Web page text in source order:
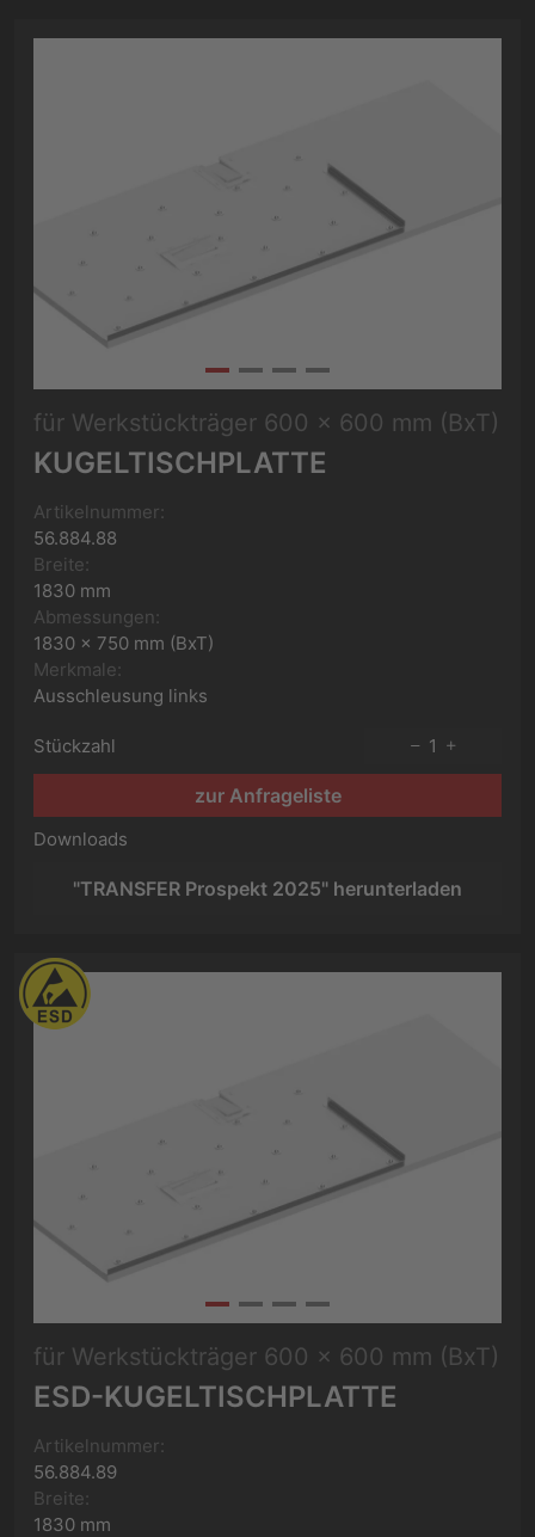
für Werkstückträger 600 x 600 mm (BxT)
KUGELTISCHPLATTE
Artikelnummer:
56.884.88
Breite:
1830 mm
Abmessungen:
1830 x 750 mm (BxT)
Merkmale:
Ausschleusung links
Stückzahl 1
zur Anfrageliste
Downloads
"TRANSFER Prospekt 2025" herunterladen
für Werkstückträger 600 x 600 mm (BxT)
ESD-KUGELTISCHPLATTE
Artikelnummer:
56.884.89
Breite:
1830 mm